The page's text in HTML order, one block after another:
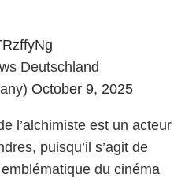
Deutschland
October 9, 2025
l’alchimiste est un acteur
puisqu’il s’agit de
du cinéma